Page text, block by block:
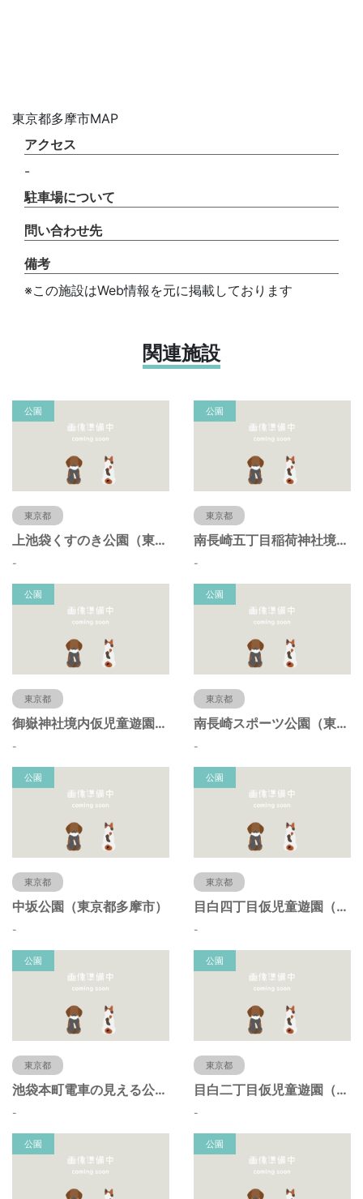
東京都多摩市MAP
アクセス
-
駐車場について
問い合わせ先
備考
※この施設はWeb情報を元に掲載しております
関連施設
公園
東京都
上池袋くすのき公園（東京都豊島区）
-
公園
東京都
南長崎五丁目稲荷神社境内仮児童遊園（東京都豊島区）
-
公園
東京都
御嶽神社境内仮児童遊園（東京都豊島区）
-
公園
東京都
南長崎スポーツ公園（東京都豊島区）
-
公園
東京都
中坂公園（東京都多摩市）
-
公園
東京都
目白四丁目仮児童遊園（東京都豊島区）
-
公園
東京都
池袋本町電車の見える公園（東京都豊島区）
-
公園
東京都
目白二丁目仮児童遊園（東京都豊島区）
-
公園 公園